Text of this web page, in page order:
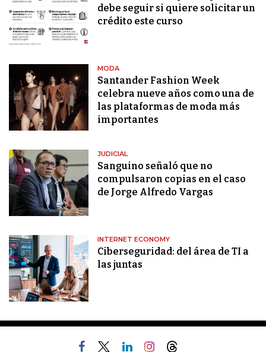
debe seguir si quiere solicitar un
crédito este curso
MODA
Santander Fashion Week
celebra nueve años como una de
las plataformas de moda más
importantes
JUDICIAL
Sanguino señaló que no
compulsaron copias en el caso
de Jorge Alfredo Vargas
INTERNET ECONOMY
Ciberseguridad: del área de TI a
las juntas